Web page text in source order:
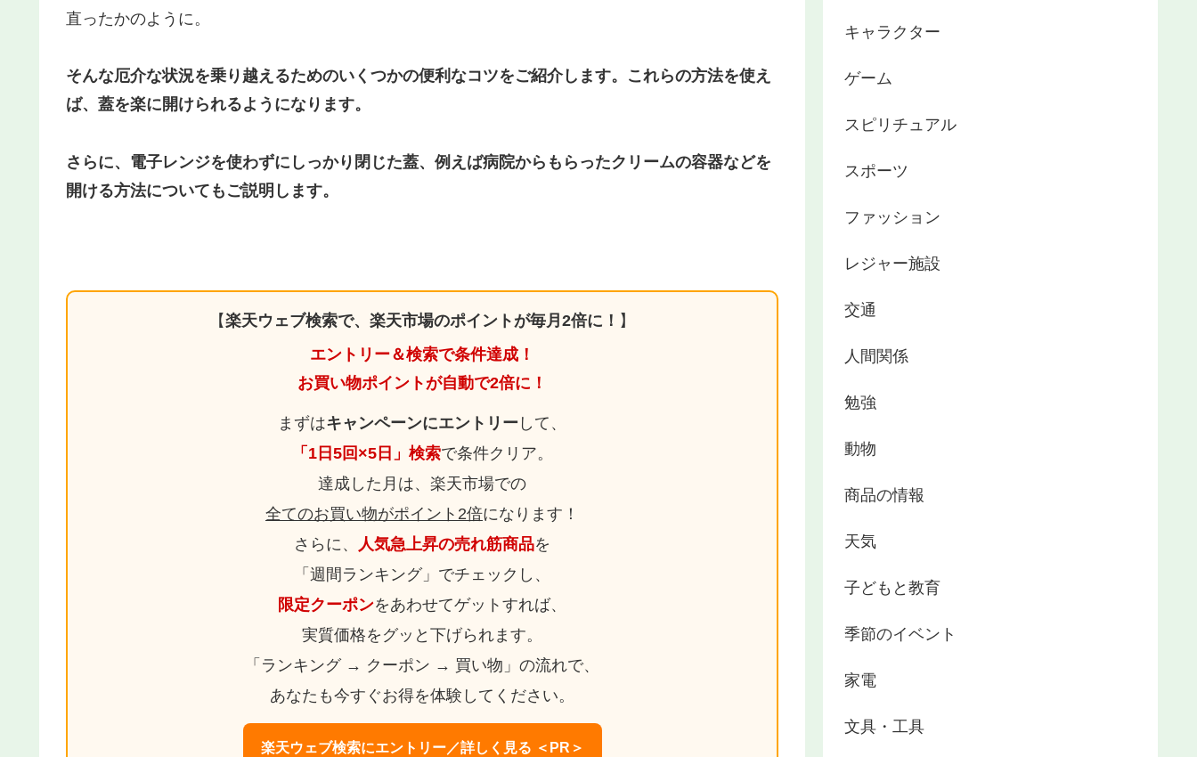
直ったかのように。
そんな厄介な状況を乗り越えるためのいくつかの便利なコツをご紹介します。これらの方法を使え
ば、蓋を楽に開けられるようになります。
さらに、電子レンジを使わずにしっかり閉じた蓋、例えば病院からもらったクリームの容器などを
開ける方法についてもご説明します。
【楽天ウェブ検索で、楽天市場のポイントが毎月2倍に！ 】
エントリー＆検索で条件達成！
お買い物ポイントが自動で2倍に！
まずはキャンペーンにエントリー して、
「1日5回×5日」検索で条件クリア。
達成した月は、楽天市場での
全てのお買い物がポイント2倍になります！
さらに、 人気急上昇の売れ筋商品を
「週間ランキング」でチェックし、
限定クーポンをあわせてゲットすれば、
実質価格をグッと下げられます。
「ランキング → クーポン → 買い物」の流れで、
あなたも今すぐお得を体験してください。
楽天ウェブ検索にエントリー／詳しく見る ＜PR＞
キャラクター
ゲーム
スピリチュアル
スポーツ
ファッション
レジャー施設
交通
人間関係
勉強
動物
商品の情報
天気
子どもと教育
季節のイベント
家電
文具・工具